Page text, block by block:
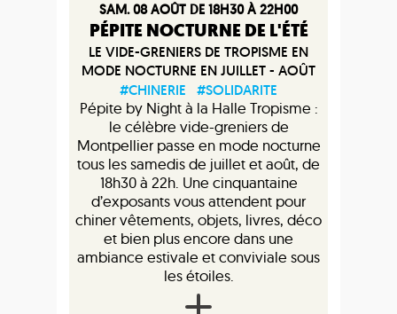
SAM. 08 AOÛT DE 18H30 À 22H00
PÉPITE NOCTURNE DE L'ÉTÉ
LE VIDE-GRENIERS DE TROPISME EN
MODE NOCTURNE EN JUILLET - AOÛT
#CHINERIE
#SOLIDARITE
Pépite by Night à la Halle Tropisme :
le célèbre vide-greniers de
Montpellier passe en mode nocturne
tous les samedis de juillet et août, de
18h30 à 22h. Une cinquantaine
d’exposants vous attendent pour
chiner vêtements, objets, livres, déco
et bien plus encore dans une
ambiance estivale et conviviale sous
les étoiles.